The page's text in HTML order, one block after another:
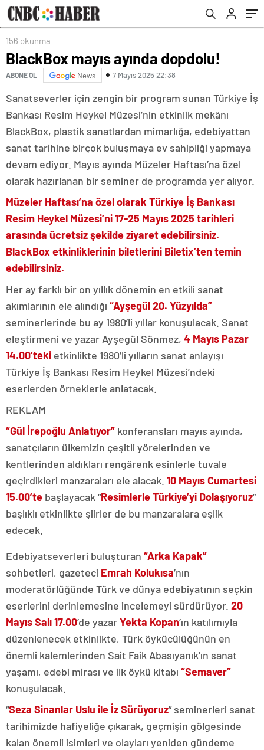
156 okunma
BlackBox mayıs ayında dopdolu!
ABONE OL News 7 Mayıs 2025 22:38
Sanatseverler için zengin bir program sunan Türkiye İş
Bankası Resim Heykel Müzesi’nin etkinlik mekânı
BlackBox, plastik sanatlardan mimarlığa, edebiyattan
sanat tarihine birçok buluşmaya ev sahipliği yapmaya
devam ediyor. Mayıs ayında Müzeler Haftası’na özel
olarak hazırlanan bir seminer de programda yer alıyor.
Müzeler Haftası’na özel olarak Türkiye İş Bankası
Resim Heykel Müzesi’ni 17-25 Mayıs 2025 tarihleri
arasında ücretsiz şekilde ziyaret edebilirsiniz.
BlackBox etkinliklerinin biletlerini Biletix’ten temin
edebilirsiniz.
Her ay farklı bir on yıllık dönemin en etkili sanat
akımlarının ele alındığı “Ayşegül 20. Yüzyılda”
seminerlerinde bu ay 1980’li yıllar konuşulacak. Sanat
eleştirmeni ve yazar Ayşegül Sönmez, 4 Mayıs Pazar
14.00’teki etkinlikte 1980’li yılların sanat anlayışı
Türkiye İş Bankası Resim Heykel Müzesi’ndeki
eserlerden örneklerle anlatacak.
REKLAM
“Gül İrepoğlu Anlatıyor” konferansları mayıs ayında,
sanatçıların ülkemizin çeşitli yörelerinden ve
kentlerinden aldıkları rengârenk esinlerle tuvale
geçirdikleri manzaraları ele alacak. 10 Mayıs Cumartesi
15.00’te başlayacak “Resimlerle Türkiye’yi Dolaşıyoruz”
başlıklı etkinlikte şiirler de bu manzaralara eşlik
edecek.
Edebiyatseverleri buluşturan “Arka Kapak”
sohbetleri, gazeteci Emrah Kolukısa’nın
moderatörlüğünde Türk ve dünya edebiyatının seçkin
eserlerini derinlemesine incelemeyi sürdürüyor. 20
Mayıs Salı 17.00’de yazarYekta Kopan’ın katılımıyla
düzenlenecek etkinlikte, Türk öykücülüğünün en
önemli kalemlerinden Sait Faik Abasıyanık’ın sanat
yaşamı, edebi mirası ve ilk öykü kitabı “Semaver”
konuşulacak.
“Seza Sinanlar Uslu ile İz Sürüyoruz” seminerleri sanat
tarihimizde hafiyeliğe çıkarak, geçmişin gölgesinde
kalan önemli isimleri ve olayları yeniden gündeme